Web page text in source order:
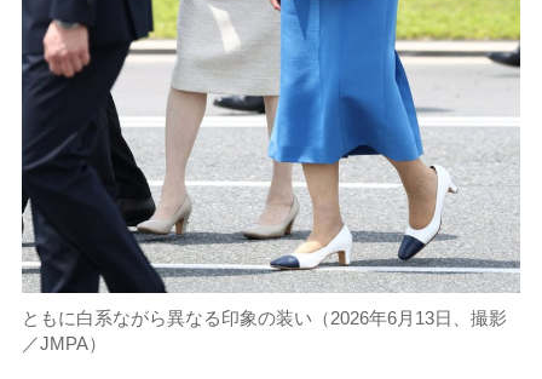
ともに白系ながら異なる印象の装い（2026年6月13日、撮影
／JMPA）